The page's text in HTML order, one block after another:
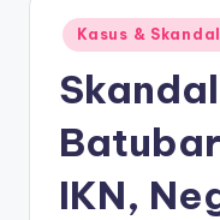
Posted
in
Kasus &
IKN,